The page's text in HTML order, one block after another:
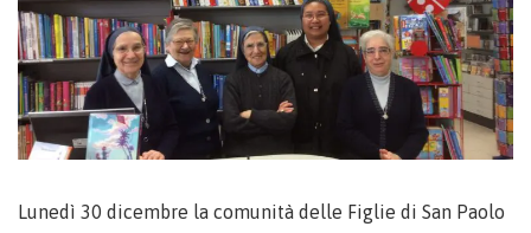
Lunedì 30 dicembre la comunità delle Figlie di San Paolo